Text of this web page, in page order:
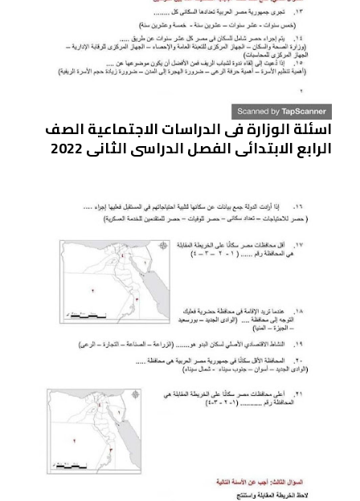
اسئلة الوزارة فى الدراسات الاجتماعية الصف
الرابع الابتدائى الفصل الدراسى الثانى 2022